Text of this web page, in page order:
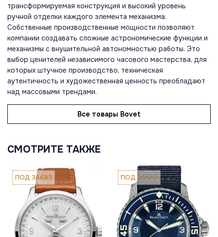
трансформируемая конструкция и высокий уровень
ручной отделки каждого элемента механизма.
Собственные производственные мощности позволяют
компании создавать сложные астрономические функции и
механизмы с внушительной автономностью работы. Это
выбор ценителей независимого часового мастерства, для
которых штучное производство, техническая
аутентичность и художественная ценность преобладают
над массовыми трендами.
Все товары Bovet
СМОТРИТЕ ТАКЖЕ
ПОД ЗАКАЗ ПОД ЗАКАЗ